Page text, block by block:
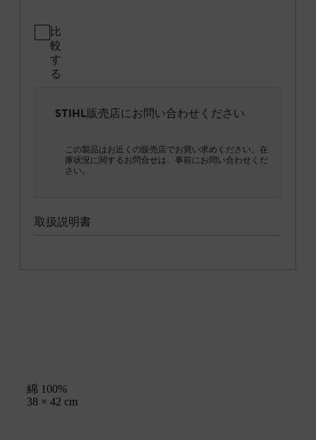
比
較
す
る
STIHL販売店にお問い合わせください
この製品はお近くの販売店でお買い求めください。在
庫状況に関するお問合せは、事前にお問い合わせくだ
さい。
取扱説明書
綿 100%
38 × 42 cm